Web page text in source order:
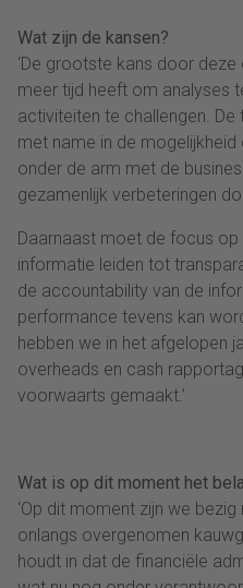
Wat zijn de kansen?
‘De grootste kans door
meer tijd heeft om analyses
activiteiten te challengen.
met name in de
onder de arm met de
gezamenlijk verbeteringen
Daarnaast moet de focus
informatie leiden tot
de accountability van de
performance tevens kan
hebben we in het afgelopen
overheads en cash
voorwaarts gemaakt.’
Wat is op dit moment het
‘Op dit moment zijn we
onlangs overgenomen
houdt in dat de financiële